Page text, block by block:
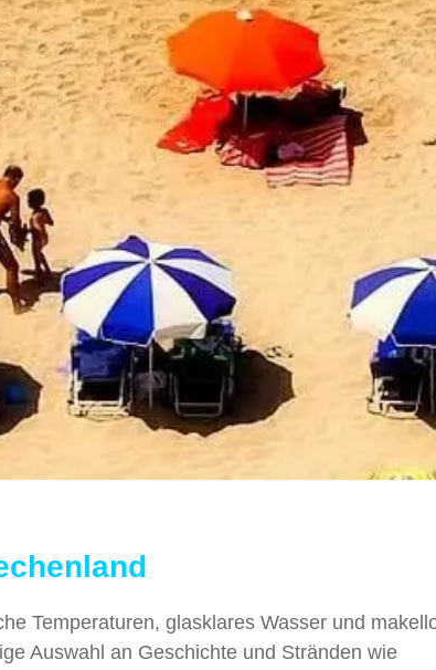
Temperaturen, glasklares Wasser und
Auswahl an Geschichte und Stränden wie